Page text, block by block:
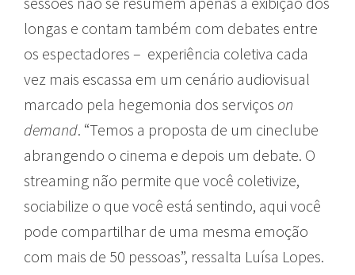
longas e contam também com debates entre
os espectadores – experiência coletiva cada
vez mais escassa em um cenário audiovisual
marcado pela hegemonia dos serviços on
demand. “Temos a proposta de um cineclube
abrangendo o cinema e depois um debate. O
streaming não permite que você coletivize,
sociabilize o que você está sentindo, aqui você
pode compartilhar de uma mesma emoção
com mais de 50 pessoas”, ressalta Luísa Lopes.